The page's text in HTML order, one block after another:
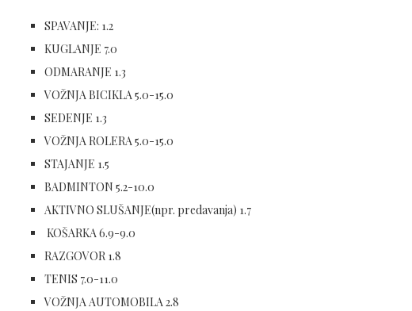
SPAVANJE: 1.2
KUGLANJE 7.0
ODMARANJE 1.3
VOŽNJA BICIKLA 5.0-15.0
SEDENJE 1.3
VOŽNJA ROLERA 5.0-15.0
STAJANJE 1.5
BADMINTON 5.2-10.0
AKTIVNO SLUŠANJE(npr. predavanja) 1.7
KOŠARKA 6.9-9.0
RAZGOVOR 1.8
TENIS 7.0-11.0
VOŽNJA AUTOMOBILA 2.8